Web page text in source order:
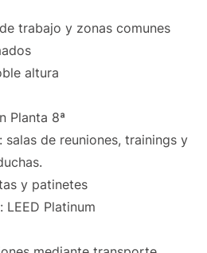
trabajo y zonas comunes
altura
Planta 8ª
salas de reuniones, trainings y
y patinetes
Platinum